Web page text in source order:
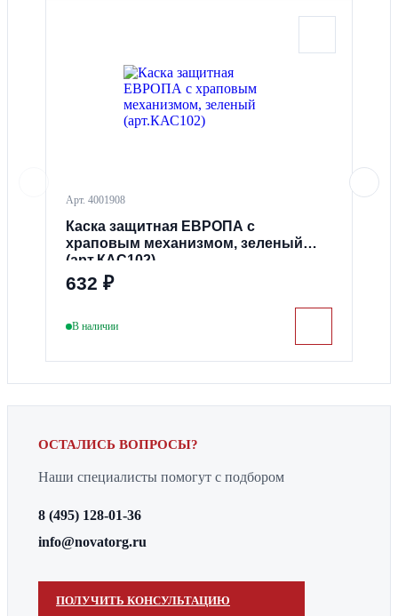
возможен со склада по согласованию с
безналичный расчет для юридических лиц, счет и
закрывающие документы.
Отзывы покупателей
Оценить товар
Отзывов пока нет Оставьте отзыв о товаре, и после проверки
он появится на странице.
Арт. 4001908
Каска защитная ЕВРОПА с
храповым механизмом, зеленый
(арт.КАС102)
632 ₽
В наличии
ОСТАЛИСЬ ВОПРОСЫ?
Наши специалисты помогут с подбором
8 (495) 128-01-36
info@novatorg.ru
ПОЛУЧИТЬ КОНСУЛЬТАЦИЮ